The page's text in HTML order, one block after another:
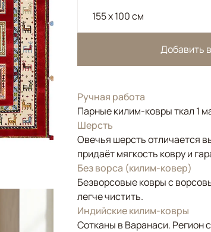
155 x 100 см
Добавить
Ручная работа
Парные килим-ковры ткал 1
Шерсть
Овечья шерсть отличается
придаёт мягкость ковру и
Без ворса (килим-ковер)
Безворсовые ковры с
легче чистить.
Индийские килим-ковры
Сотканы в Варанаси. Регион